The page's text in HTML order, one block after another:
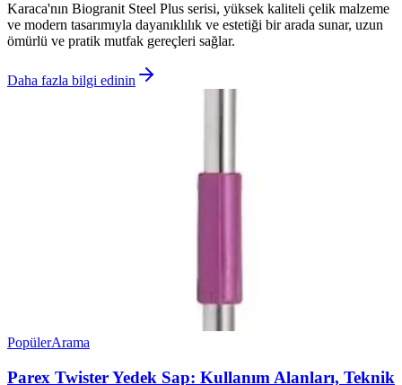
Karaca'nın Biogranit Steel Plus serisi, yüksek kaliteli çelik malzeme
ve modern tasarımıyla dayanıklılık ve estetiği bir arada sunar, uzun
ömürlü ve pratik mutfak gereçleri sağlar.
Daha fazla bilgi edinin
PopülerArama
Parex Twister Yedek Sap: Kullanım Alanları, Teknik